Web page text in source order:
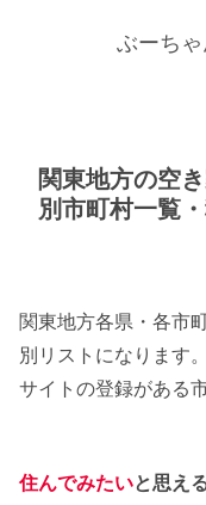
ぶーち
関東地方の空
別市町村一覧・
関東地方各県・各市
別リストになります
サイトの登録がある
住んでみたいと思え